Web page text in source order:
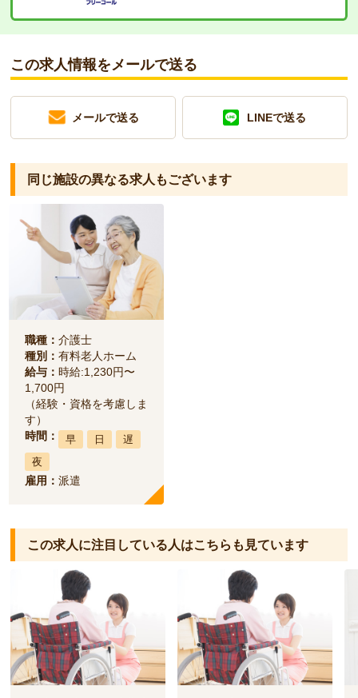
この求人情報をメールで送る
メールで送る LINEで送る
同じ施設の異なる求人もございます
職種： 介護士
種別： 有料老人ホーム
給与： 時給:1,230円〜
1,700円
（経験・資格を考慮しま
す）
時間：
早 日
遅
夜
雇用： 派遣
この求人に注目している人はこちらも見ています